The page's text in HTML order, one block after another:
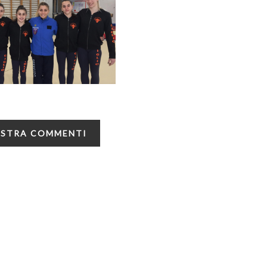
COMMENTI